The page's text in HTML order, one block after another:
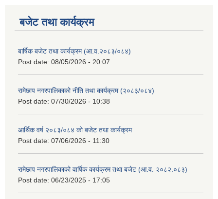
बजेट तथा कार्यक्रम
बार्षिक बजेट तथा कार्यक्रम (आ.व.२०८३/०८४)
Post date: 08/05/2026 - 20:07
रामेछाप नगरपालिकाको नीति तथा कार्यक्रम (२०८३/०८४)
Post date: 07/30/2026 - 10:38
आर्थिक वर्ष २०८३/०८४ को बजेट तथा कार्यक्रम
Post date: 07/06/2026 - 11:30
रामेछाप नगरपालिकाको वार्षिक कार्यक्रम तथा बजेट (आ.व. २०८२.०८३)
Post date: 06/23/2025 - 17:05